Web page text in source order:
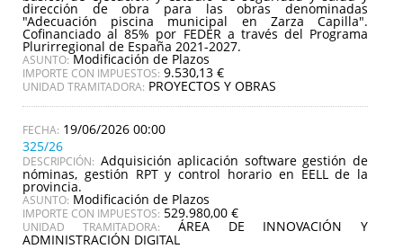
dirección de obra para las obras denominadas
"Adecuación piscina municipal en Zarza Capilla".
Cofinanciado al 85% por FEDER a través del Programa
Plurirregional de España 2021-2027.
ASUNTO: Modificación de Plazos
IMPORTE CON IMPUESTOS: 9.530,13 €
UNIDAD TRAMITADORA: PROYECTOS Y OBRAS
19/06/2026 00:00
325/26
DESCRIPCIÓN: Adquisición aplicación software gestión de
nóminas, gestión RPT y control horario en EELL de la
provincia.
ASUNTO: Modificación de Plazos
IMPORTE CON IMPUESTOS: 529.980,00 €
UNIDAD TRAMITADORA: ÁREA DE INNOVACIÓN Y
ADMINISTRACIÓN DIGITAL